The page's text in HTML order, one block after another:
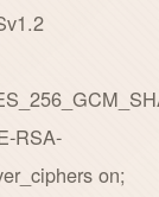
RSA-
on;